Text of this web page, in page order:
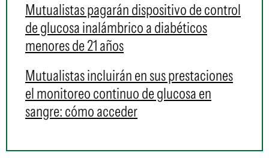
Mutualistas pagarán dispositivo de control
de glucosa inalámbrico a diabéticos
menores de 21 años
Mutualistas incluirán en sus prestaciones
el monitoreo continuo de glucosa en
sangre: cómo acceder